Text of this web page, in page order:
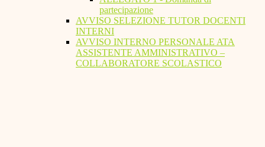
partecipazione
AVVISO SELEZIONE TUTOR DOCENTI
INTERNI
AVVISO INTERNO PERSONALE ATA
ASSISTENTE AMMINISTRATIVO –
COLLABORATORE SCOLASTICO